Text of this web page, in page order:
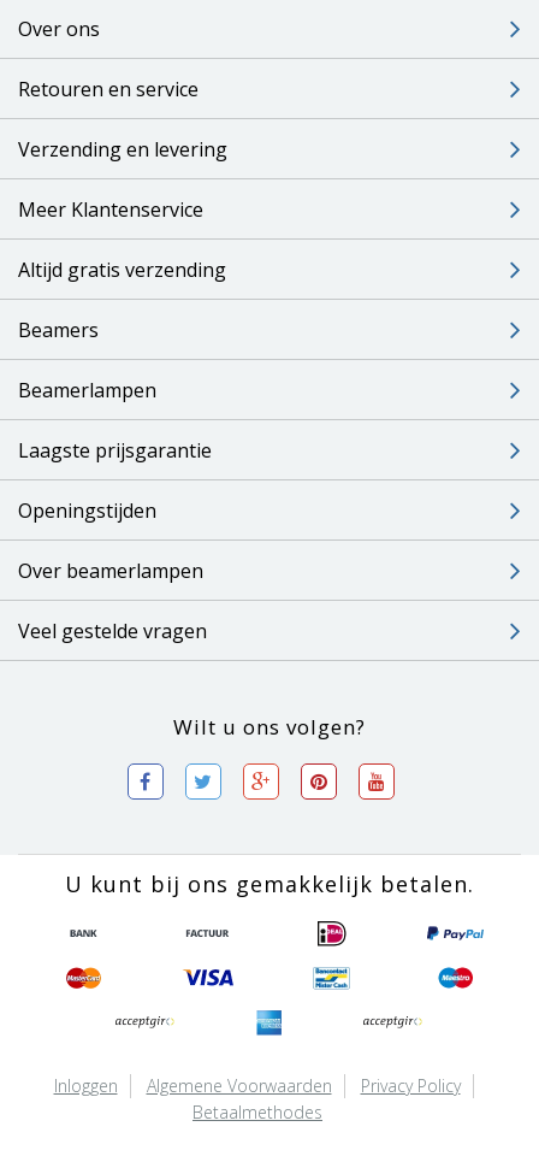
Over ons
Retouren en service
Verzending en levering
Meer Klantenservice
Altijd gratis verzending
Beamers
Beamerlampen
Laagste prijsgarantie
Openingstijden
Over beamerlampen
Veel gestelde vragen
Wilt u ons volgen?
U kunt bij ons gemakkelijk betalen.
Inloggen Algemene Voorwaarden
Privacy Policy
Betaalmethodes